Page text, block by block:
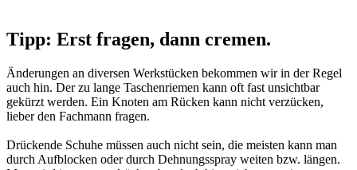
Tipp: Erst fragen, dann cremen.
Änderungen an diversen Werkstücken bekommen wir in der Regel
auch hin. Der zu lange Taschenriemen kann oft fast unsichtbar
gekürzt werden. Ein Knoten am Rücken kann nicht verzücken,
lieber den Fachmann fragen.
Drückende Schuhe müssen auch nicht sein, die meisten kann man
durch Aufblocken oder durch Dehnungsspray weiten bzw. längen.